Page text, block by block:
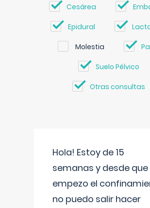
Cesárea
Epidural
Molestia
Suelo Pélvico
Otras consultas
Hola! Estoy de 15
semanas y desde que
empezo el
no puedo salir hacer